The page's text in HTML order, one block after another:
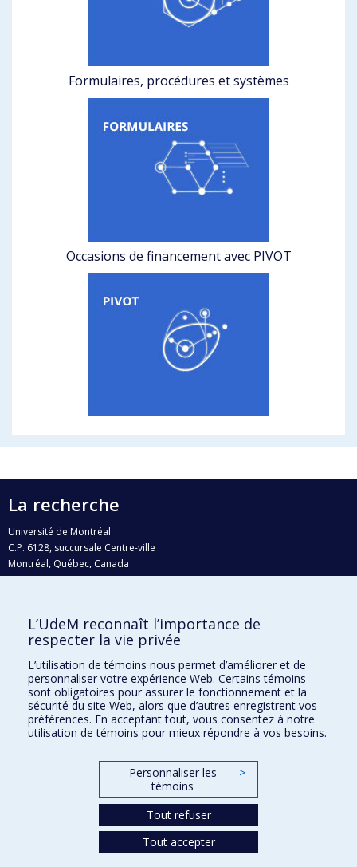
Formulaires, procédures et systèmes
Occasions de financement avec PIVOT
La recherche
Université de Montréal
C.P. 6128, succursale Centre-ville
Montréal, Québec, Canada
H3C 3J7
Qui fait quoi?
Nous trouver
Plan du site
Accessibilité
L’UdeM reconnaît l’importance de
respecter la vie privée
L’utilisation de témoins nous permet d’améliorer et de
personnaliser votre expérience Web. Certains témoins
sont obligatoires pour assurer le fonctionnement et la
sécurité du site Web, alors que d’autres enregistrent vos
préférences. En acceptant tout, vous consentez à notre
utilisation de témoins pour mieux répondre à vos besoins.
Personnaliser les
témoins
>
Tout refuser
Tout accepter